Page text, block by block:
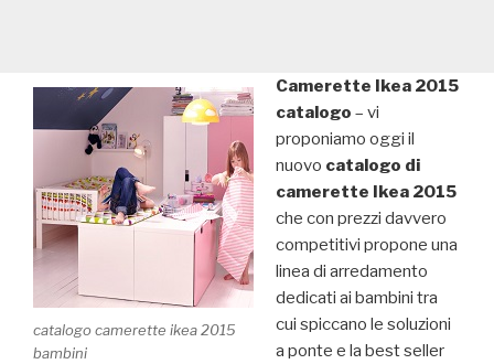
catalogo camerette ikea 2015
bambini
Camerette Ikea 2015
catalogo – vi
proponiamo oggi il
nuovo catalogo di
camerette Ikea 2015
che con prezzi davvero
competitivi propone una
linea di arredamento
dedicati ai bambini tra
cui spiccano le soluzioni
a ponte e la best seller